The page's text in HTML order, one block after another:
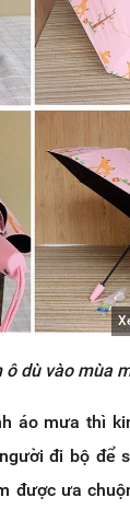
ô dù vào mùa
áo mưa thì
đi bộ để
được ưa